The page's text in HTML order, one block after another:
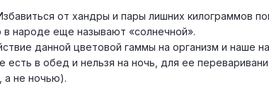
от хандры и пары лишних килограммов
народе еще называют «солнечной».
данной цветовой гаммы на организм и наше
в обед и нельзя на ночь, для ее
а не ночью).